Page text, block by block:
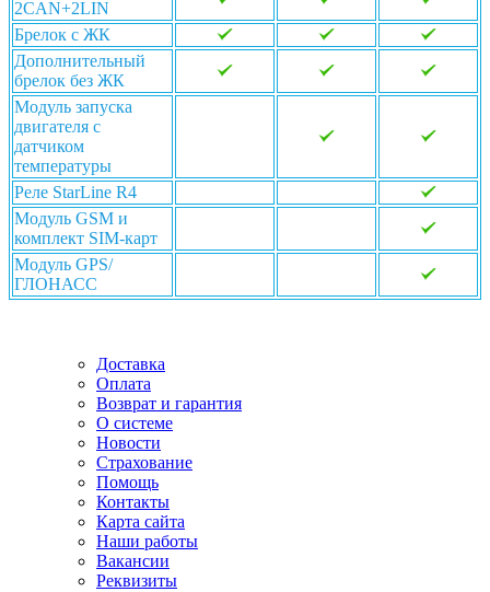
2CAN+2LIN
Брелок с ЖК
Дополнительный
брелок без ЖК
Модуль запуска
двигателя с
датчиком
температуры
Реле StarLine R4
Модуль GSM и
комплект SIM-карт
Модуль GPS/
ГЛОНАСС
Доставка
Оплата
Возврат и гарантия
О системе
Новости
Страхование
Помощь
Контакты
Карта сайта
Наши работы
Вакансии
Реквизиты